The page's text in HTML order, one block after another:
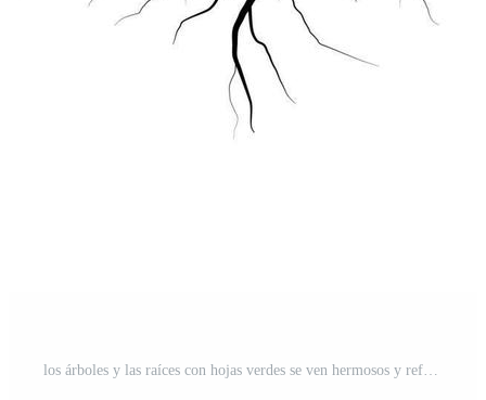
los árboles y las raíces con hojas verdes se ven hermosos y refrescantes. estilo de logotipo de árbol y raíces. Vector Pro